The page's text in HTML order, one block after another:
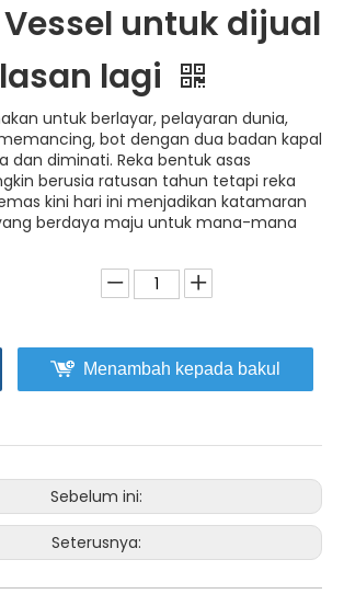
untuk dijual
lagi
untuk berlayar, pelayaran dunia,
bot dengan dua badan kapal
dan diminati. Reka bentuk asas
berusia ratusan tahun tetapi reka
kini hari ini menjadikan katamaran
berdaya maju untuk mana-mana
Menambah kepada bakul
Sebelum ini:
Seterusnya: